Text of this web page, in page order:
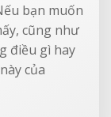
bạn muốn
cũng như
điều gì hay
của